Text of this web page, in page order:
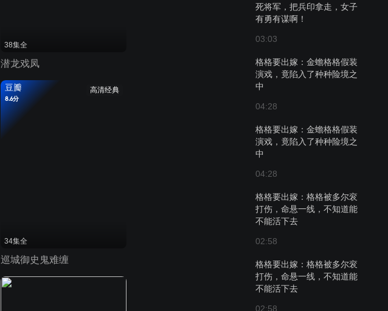
死将军，把兵印拿走，女子
有勇有谋啊！
03:03
格格要出嫁：金蟾格格假装
演戏，竟陷入了种种险境之
中
04:28
格格要出嫁：金蟾格格假装
演戏，竟陷入了种种险境之
中
04:28
格格要出嫁：格格被多尔衮
打伤，命悬一线，不知道能
不能活下去
02:58
格格要出嫁：格格被多尔衮
打伤，命悬一线，不知道能
不能活下去
02:58
38集全
潜龙戏凤
高清经典
豆瓣
8.6分
34集全
巡城御史鬼难缠